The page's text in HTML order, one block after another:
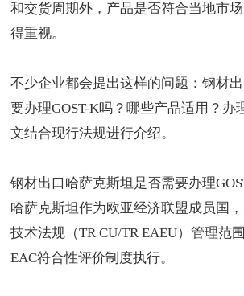
和交货周期外，产品是否符合当地市
得重视。
不少企业都会提出这样的问题：钢材
要办理GOST-K吗？哪些产品适用？办
文结合现行法规进行介绍。
钢材出口哈萨克斯坦是否需要办理
哈萨克斯坦作为欧亚经济联盟成员国
技术法规（TR CU/TR EAEU）管理范
EAC符合性评价制度执行。